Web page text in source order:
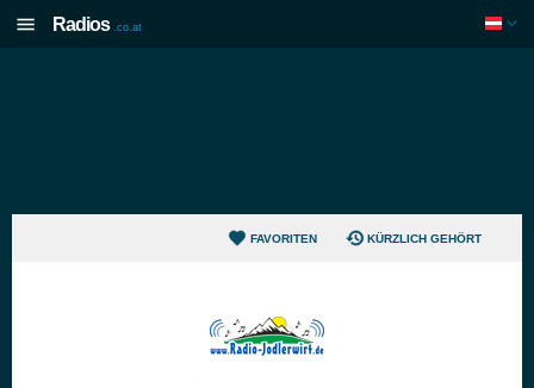
Radios .co.at
FAVORITEN KÜRZLICH GEHÖRT